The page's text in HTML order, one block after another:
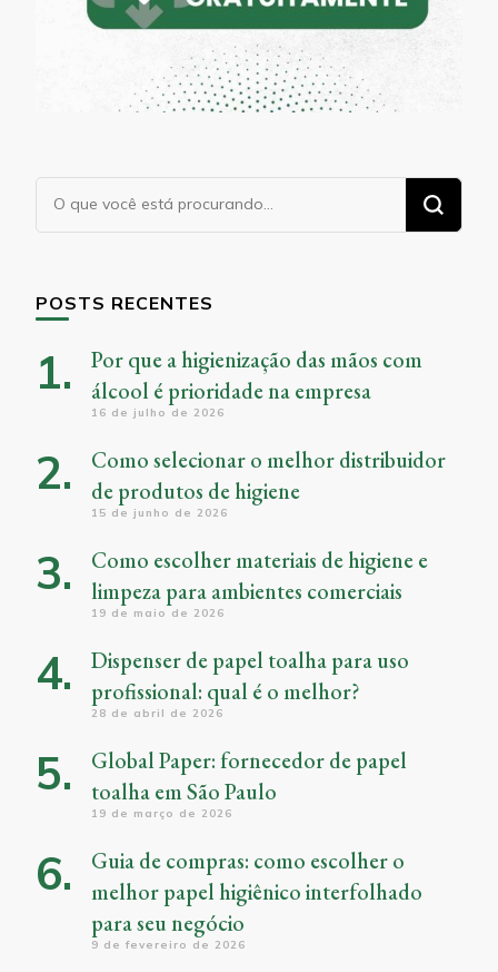
Procurando
algo?
POSTS RECENTES
Por que a higienização das mãos com
álcool é prioridade na empresa
16 de julho de 2026
Como selecionar o melhor distribuidor
de produtos de higiene
15 de junho de 2026
Como escolher materiais de higiene e
limpeza para ambientes comerciais
19 de maio de 2026
Dispenser de papel toalha para uso
profissional: qual é o melhor?
28 de abril de 2026
Global Paper: fornecedor de papel
toalha em São Paulo
19 de março de 2026
Guia de compras: como escolher o
melhor papel higiênico interfolhado
para seu negócio
9 de fevereiro de 2026